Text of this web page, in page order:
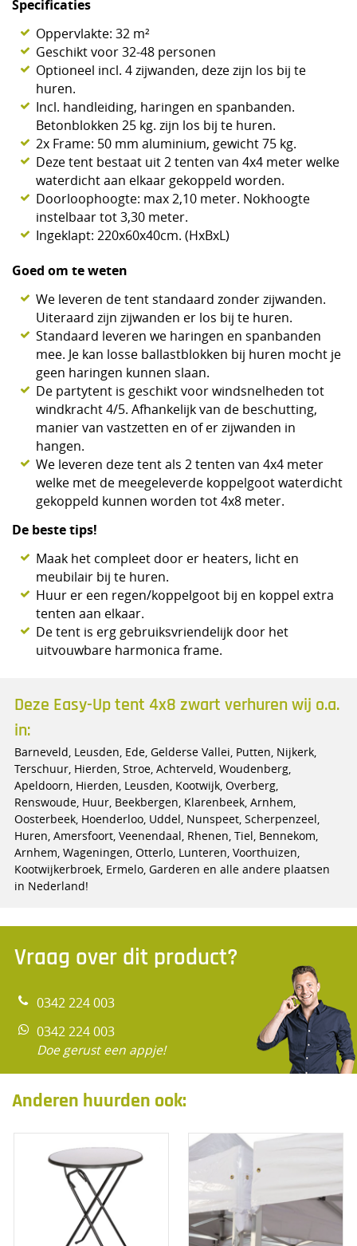
Specificaties
Oppervlakte: 32 m²
Geschikt voor 32-48 personen
Optioneel incl. 4 zijwanden, deze zijn los bij te
huren.
Incl. handleiding, haringen en spanbanden.
Betonblokken 25 kg. zijn los bij te huren.
2x Frame: 50 mm aluminium, gewicht 75 kg.
Deze tent bestaat uit 2 tenten van 4x4 meter welke
waterdicht aan elkaar gekoppeld worden.
Doorloophoogte: max 2,10 meter. Nokhoogte
instelbaar tot 3,30 meter.
Ingeklapt: 220x60x40cm. (HxBxL)
Goed om te weten
We leveren de tent standaard zonder zijwanden.
Uiteraard zijn zijwanden er los bij te huren.
Standaard leveren we haringen en spanbanden
mee. Je kan losse ballastblokken bij huren mocht je
geen haringen kunnen slaan.
De partytent is geschikt voor windsnelheden tot
windkracht 4/5. Afhankelijk van de beschutting,
manier van vastzetten en of er zijwanden in
hangen.
We leveren deze tent als 2 tenten van 4x4 meter
welke met de meegeleverde koppelgoot waterdicht
gekoppeld kunnen worden tot 4x8 meter.
De beste tips!
Maak het compleet door er heaters, licht en
meubilair bij te huren.
Huur er een regen/koppelgoot bij en koppel extra
tenten aan elkaar.
De tent is erg gebruiksvriendelijk door het
uitvouwbare harmonica frame.
Deze Easy-Up tent 4x8 zwart verhuren wij o.a.
in:
Barneveld, Leusden, Ede, Gelderse Vallei, Putten, Nijkerk,
Terschuur, Hierden, Stroe, Achterveld, Woudenberg,
Apeldoorn, Hierden, Leusden, Kootwijk, Overberg,
Renswoude, Huur, Beekbergen, Klarenbeek, Arnhem,
Oosterbeek, Hoenderloo, Uddel, Nunspeet, Scherpenzeel,
Huren, Amersfoort, Veenendaal, Rhenen, Tiel, Bennekom,
Arnhem, Wageningen, Otterlo, Lunteren, Voorthuizen,
Kootwijkerbroek, Ermelo, Garderen en alle andere plaatsen
in Nederland!
Vraag over dit product?
0342 224 003
0342 224 003
Doe gerust een appje!
Anderen huurden ook: